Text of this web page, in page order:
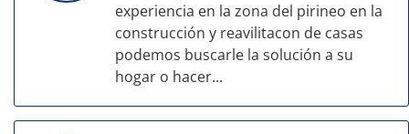
experiencia en la zona del pirineo en la
construcción y reavilitacon de casas
podemos buscarle la solución a su
hogar o hacer...